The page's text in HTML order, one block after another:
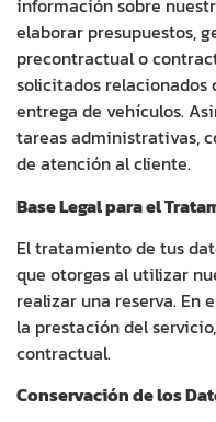
información sobre
elaborar presupuestos,
precontractual o
solicitados relacionados
entrega de vehículos.
tareas administrativas,
de atención al cliente.
Base Legal para el
El tratamiento de tus
que otorgas al utilizar
realizar una reserva. En
la prestación del
contractual.
Conservación de los